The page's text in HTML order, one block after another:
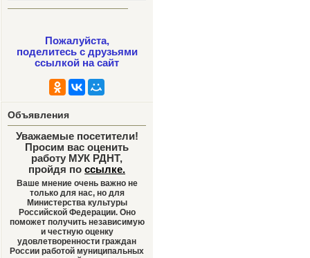
Пожалуйста,
поделитесь с друзьями
ссылкой на сайт
Объявления
Уважаемые посетители!
Просим вас оценить
работу МУК РДНТ,
пройдя по ссылке.
Ваше мнение очень важно не
только для нас, но для
Министерства культуры
Российской Федерации. Оно
поможет получить независимую
и честную оценку
удовлетворенности граждан
России работой муниципальных